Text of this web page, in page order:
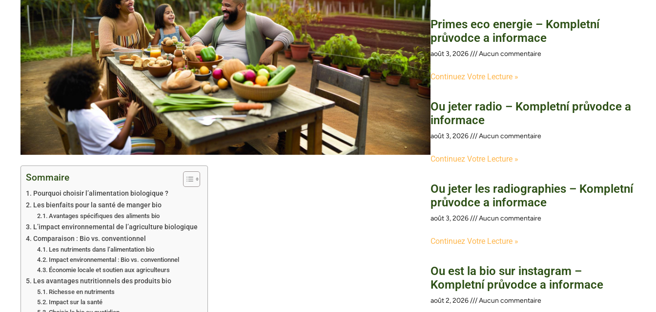
Sommaire
Pourquoi choisir l’alimentation biologique ?
Les bienfaits pour la santé de manger bio
Avantages spécifiques des aliments bio
L’impact environnemental de l’agriculture biologique
Comparaison : Bio vs. conventionnel
Les nutriments dans l’alimentation bio
Impact environnemental : Bio vs. conventionnel
Économie locale et soutien aux agriculteurs
Les avantages nutritionnels des produits bio
Richesse en nutriments
Impact sur la santé
Primes eco energie – Kompletní
průvodce a informace
août 3, 2026 Aucun commentaire
Continuez Votre Lecture »
Ou jeter radio – Kompletní průvodce a
informace
août 3, 2026 Aucun commentaire
Continuez Votre Lecture »
Ou jeter les radiographies – Kompletní
průvodce a informace
août 3, 2026 Aucun commentaire
Continuez Votre Lecture »
Ou est la bio sur instagram –
Kompletní průvodce a informace
août 2, 2026 Aucun commentaire